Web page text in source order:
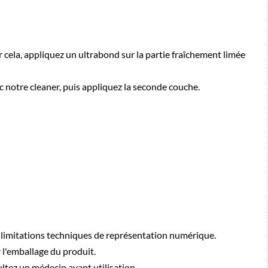
appliquez un ultrabond sur la partie fraîchement limée
cleaner, puis appliquez la seconde couche.
techniques de représentation numérique.
du produit.